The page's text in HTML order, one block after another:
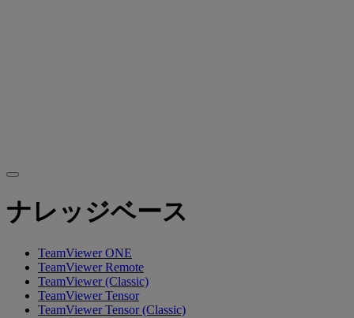
ナレッジベース
TeamViewer ONE
TeamViewer Remote
TeamViewer (Classic)
TeamViewer Tensor
TeamViewer Tensor (Classic)